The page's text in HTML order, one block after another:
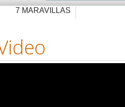
7 MARAVILLAS